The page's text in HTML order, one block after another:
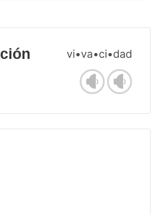
vi•va•ci•dad